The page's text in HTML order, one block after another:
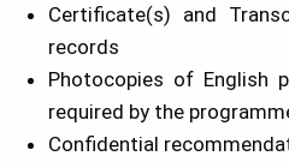
Certificate(s) and
records
Photocopies of English
required by the
Confidential